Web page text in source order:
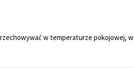
w temperaturze pokojowej, w